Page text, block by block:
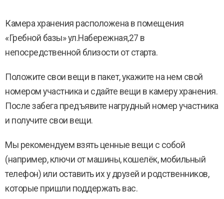
Камера хранения расположена в помещения
«Гребной базы» ул.Набережная,27 в
непосредственной близости от старта.
Положите свои вещи в пакет, укажите на нем свой
номером участника и сдайте вещи в камеру хранения.
После забега предъявите нагрудный номер участника
и получите свои вещи.
Мы рекомендуем взять ценные вещи с собой
(например, ключи от машины, кошелёк, мобильный
телефон) или оставить их у друзей и родственников,
которые пришли поддержать вас.